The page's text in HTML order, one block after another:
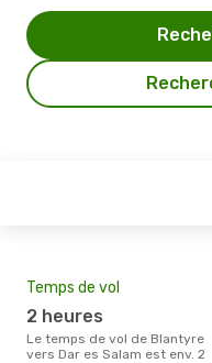
Temps de vol
2 heures
Le temps de vol de Blantyre
vers Dar es Salam est env. 2